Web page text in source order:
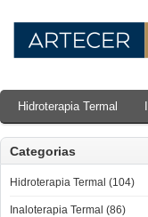
Hidroterapia Termal
Categorias
Hidroterapia Termal (104)
Inaloterapia Termal (86)